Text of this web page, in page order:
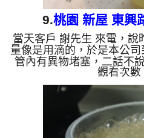
9.桃園 新屋 東興
當天客戶 謝先生 來電，說
量像是用滴的，於是本公
管內有異物堵塞，二話不
機 ，開始 清洗水管 ，髒
檸檬茶，而且還有黃黃的
謝先生 看到都不知道該說
酸鈣過多導致堵塞， 水管
量正常，謝先生能正常用
洗水管, 熱水管堵塞, 熱
觀看次數